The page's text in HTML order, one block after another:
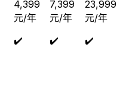
4,399
元/年
7,399
元/年
23,999
元/年
✔️ ✔️ ✔️